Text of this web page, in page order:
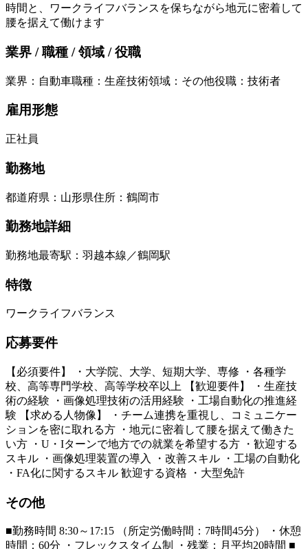
時間と、ワークライフバランスを保ちながら地元に密着して
腰を据えて働けます
業界 / 職種 / 領域 / 役職
業界 ： 自動車職種 ： 生産技術領域 ： その他役職 ： 技術者
雇用形態
正社員
勤務地
都道府県 ： 山形県住所 ： 鶴岡市
勤務地詳細
勤務地最寄駅：羽越本線／鶴岡駅
特徴
ワークライフバランス
応募要件
【必須要件】 ・大学院、大学、短期大学、専修 ・各種学
校、高等専門学校、高等学校卒以上 【歓迎要件】 ・生産技
術の経験 ・画像処理技術の活用経験 ・工場自動化の推進経
験 【求める人物像】 ・チーム連携を重視し、コミュニケー
ションを密に取れる方 ・地元に密着して腰を据えて働きた
い方 ・U・Iターンで地方での就業を希望する方 ・歓迎する
スキル ・画像処理装置の導入 ・改善スキル ・工場の自動化
・FA化に関するスキル 歓迎する資格 ・大型免許
その他
■勤務時間 8:30～17:15 （所定労働時間：7時間45分） ・休憩
時間：60分 ・フレックスタイム制 ・残業：月平均20時間 ■